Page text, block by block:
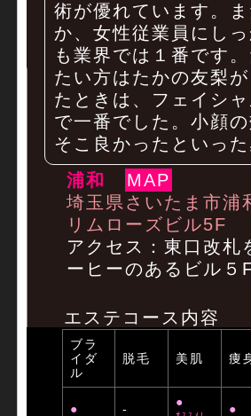
術が優れています。
か、女性従業員にし
も業界では１番です
たい方はたかの友梨
たときは、フェイシ
で一番でした。小顔
そこ良かったといっ
浦和
MAP
埼玉県さいたま市
リムローズビル5F
アクセス：東口改札
ーヒーのあるビル５
エステコース内容
ブラ
イダ
ル
脱毛 美肌 痩
● - ● ●